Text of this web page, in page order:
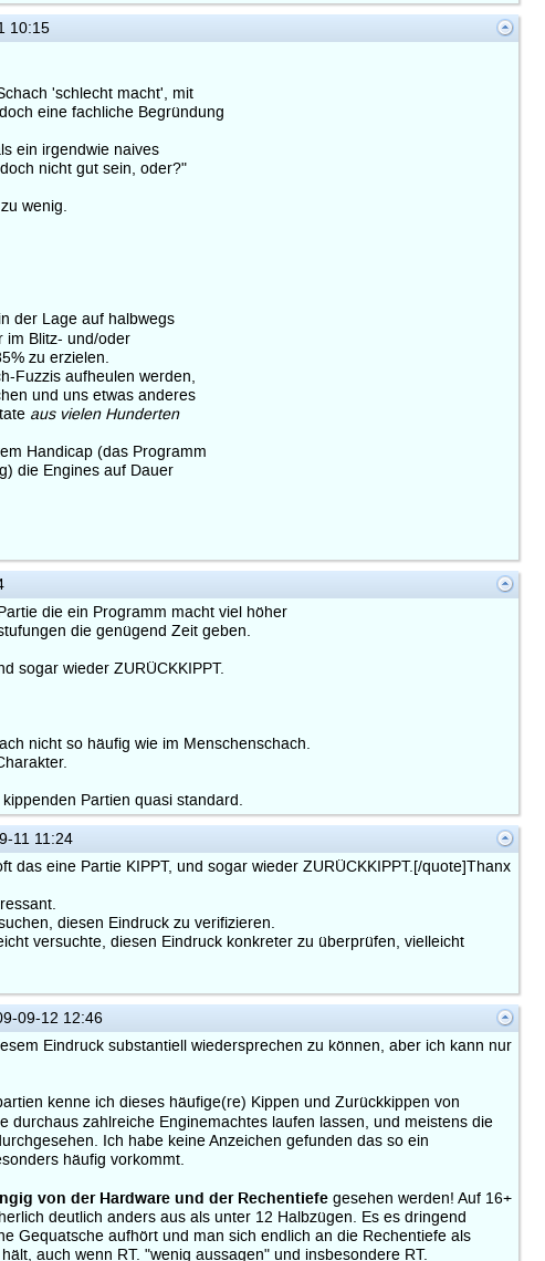
10:15
'schlecht macht', mit
eine fachliche Begründung
ein irgendwie naives
nicht gut sein, oder?"
wenig.
der Lage auf halbwegs
im Blitz- und/oder
zu erzielen.
Fuzzis aufheulen werden,
und uns etwas anderes
aus vielen Hunderten
Handicap (das Programm
die Engines auf Dauer
die ein Programm macht viel höher
die genügend Zeit geben.
sogar wieder ZURÜCKKIPPT.
nicht so häufig wie im Menschenschach.
Partien quasi standard.
11 11:24
das eine Partie KIPPT, und sogar wieder ZURÜCKKIPPT.[/quote]Thanx
diesen Eindruck zu verifizieren.
versuchte, diesen Eindruck konkreter zu überprüfen, vielleicht
09-12 12:46
Eindruck substantiell wiedersprechen zu können, aber ich kann nur
kenne ich dieses häufige(re) Kippen und Zurückkippen von
durchaus zahlreiche Enginemachtes laufen lassen, und meistens die
Ich habe keine Anzeichen gefunden das so ein
häufig vorkommt.
von der Hardware und der Rechentiefe gesehen werden! Auf 16+
deutlich anders aus als unter 12 Halbzügen. Es es dringend
Gequatsche aufhört und man sich endlich an die Rechentiefe als
auch wenn RT. "wenig aussagen" und insbesondere RT.